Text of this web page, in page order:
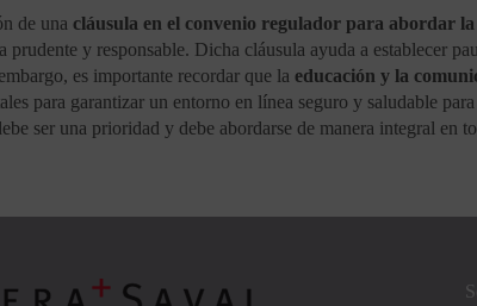
de una cláusula en el convenio regulador para abordar la
prudente y responsable. Dicha cláusula ayuda a establecer
es importante recordar que la educación y la
para garantizar un entorno en línea seguro y saludable
ser una prioridad y debe abordarse de manera integral en